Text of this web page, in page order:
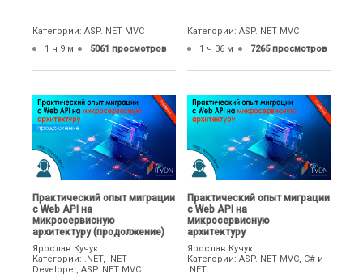
Категории: ASP. NET MVC
1 ч 9 м
5061 просмотров
Категории: ASP. NET MVC
1 ч 36 м
7265 просмотров
Практический опыт миграции
с Web API на
микросервисную
архитектуру (продолжение)
Ярослав Кучук
Категории: .NET, .NET
Developer, ASP. NET MVC
Практический опыт миграции
с Web API на
микросервисную
архитектуру
Ярослав Кучук
Категории: ASP. NET MVC, C# и
.NET